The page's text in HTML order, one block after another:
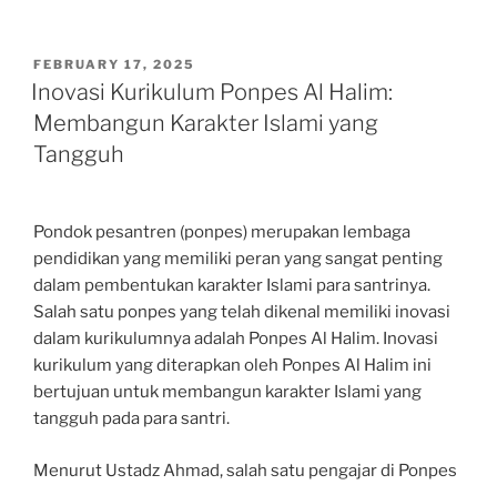
POSTED
ON
FEBRUARY 17, 2025
Inovasi Kurikulum Ponpes Al Halim:
Membangun Karakter Islami yang
Tangguh
Pondok pesantren (ponpes) merupakan lembaga
pendidikan yang memiliki peran yang sangat penting
dalam pembentukan karakter Islami para santrinya.
Salah satu ponpes yang telah dikenal memiliki inovasi
dalam kurikulumnya adalah Ponpes Al Halim. Inovasi
kurikulum yang diterapkan oleh Ponpes Al Halim ini
bertujuan untuk membangun karakter Islami yang
tangguh pada para santri.
Menurut Ustadz Ahmad, salah satu pengajar di Ponpes